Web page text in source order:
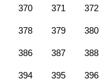
370 371 372
378 379 380
386 387 388
394 395 396